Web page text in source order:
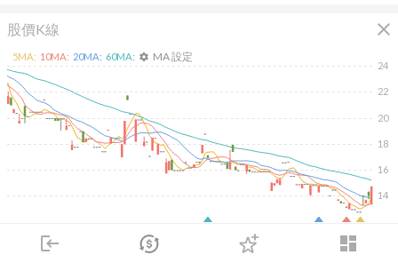
login dashboard
市場 登入
股價K線 close
14
16
18
20
22
24
5MA: 10MA: 20MA: 60MA: settings MA 設定